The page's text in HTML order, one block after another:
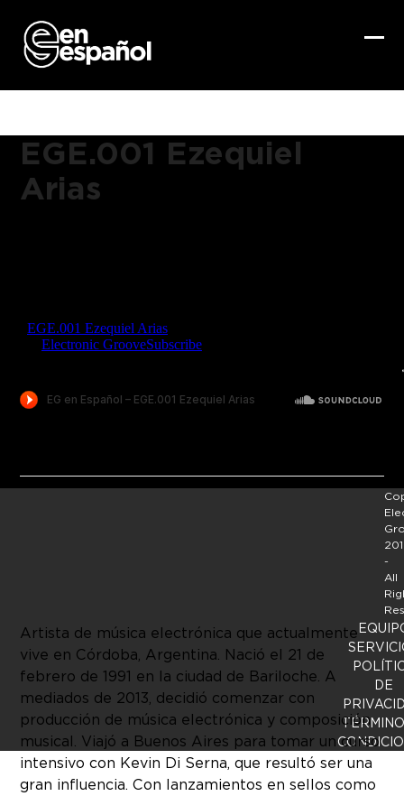
content
EGE.001 Ezequiel
Arias
Artista de música electrónica que actualmente
vive en Córdoba, Argentina. Nació el 21 de
febrero de 1991 en la ciudad de Bariloche. A
mediados de 2013, decidió comenzar con
producción de música electrónica y composición
musical. Viajó a Buenos Aires para tomar un curso
intensivo con Kevin Di Serna, que resultó ser una
gran influencia. Con lanzamientos en sellos como
-
All
DE